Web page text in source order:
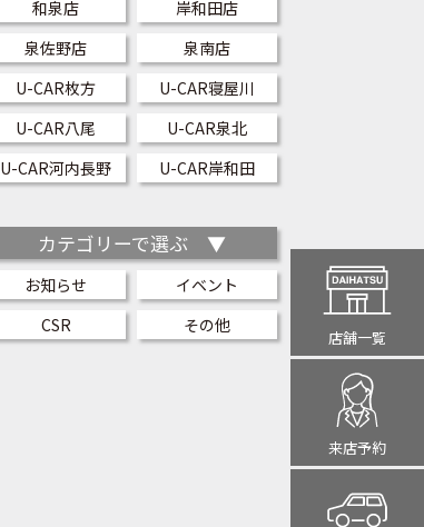
店舗一覧
来店予約
和泉店
岸和田店
泉佐野店
泉南店
U-CAR枚方
U-CAR寝屋川
U-CAR八尾
U-CAR泉北
U-CAR河内長野
U-CAR岸和田
カテゴリーで選ぶ ▼
お知らせ
イベント
CSR
その他